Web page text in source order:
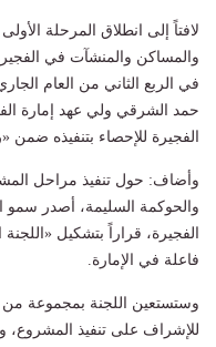
لافتاً إلى انطلاق المرحلة
في الربع الثاني من العام
حمد الشرقي ولي عهد إمارة
الفجيرة للإحصاء بتنفيذه ضمن «رؤية
وأضاف: حول تنفيذ مراحل
والحوكمة السليمة، أصدر
الفجيرة، قراراً بتشكيل
فاعلة في الإمارة.
وستستعين اللجنة بمجموعة من
للإشراف على تنفيذ المشروع،